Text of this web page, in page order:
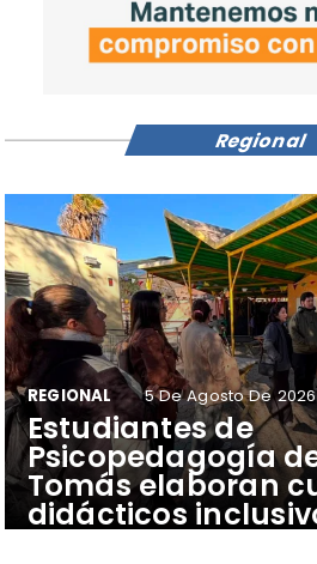
​Estudiantes de
Psicopedagogía
Tomás elaboran
didácticos
apoyar el
REGIONAL 5 De Agosto De 2026
Regional